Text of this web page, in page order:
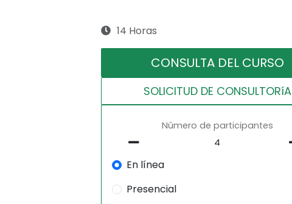
14 Horas
CONSULTA DEL CURSO
SOLICITUD DE CONSULTORíA
Número de participantes
En línea
Presencial